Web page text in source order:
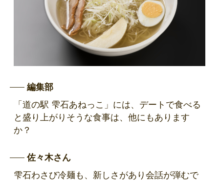
編集部
「道の駅 雫石あねっこ」には、デートで食べる
と盛り上がりそうな食事は、他にもあります
か？
佐々木さん
雫石わさび冷麺も、新しさがあり会話が弾むで